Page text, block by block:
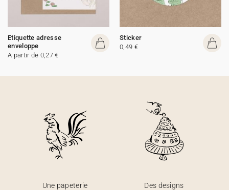
Etiquette adresse
enveloppe
A partir de 0,27 €
Sticker
0,49 €
Une papeterie
Des designs